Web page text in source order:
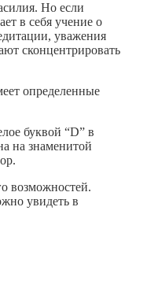
Но если
в себя учение о
уважения
сконцентрировать
определенные
буквой “D” в
на знаменитой
возможностей.
увидеть в